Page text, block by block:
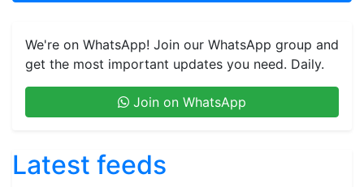
We're on WhatsApp! Join our WhatsApp group and
get the most important updates you need. Daily.
Join on WhatsApp
Latest feeds